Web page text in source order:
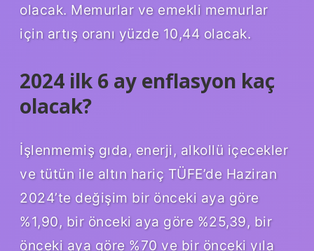
olacak. Memurlar ve emekli memurlar
için artış oranı yüzde 10,44 olacak.
2024 ilk 6 ay enflasyon kaç
olacak?
İşlenmemiş gıda, enerji, alkollü içecekler
ve tütün ile altın hariç TÜFE’de Haziran
2024’te değişim bir önceki aya göre
%1,90, bir önceki aya göre %25,39, bir
önceki aya göre %70 ve bir önceki yıla